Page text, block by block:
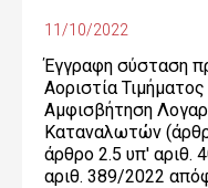
11/10/2022
Έγγραφη σύσταση
Αοριστία
Αμφισβήτηση
Καταναλωτών
άρθρο 2.5 υπ' αριθ.
αριθ. 389/2022